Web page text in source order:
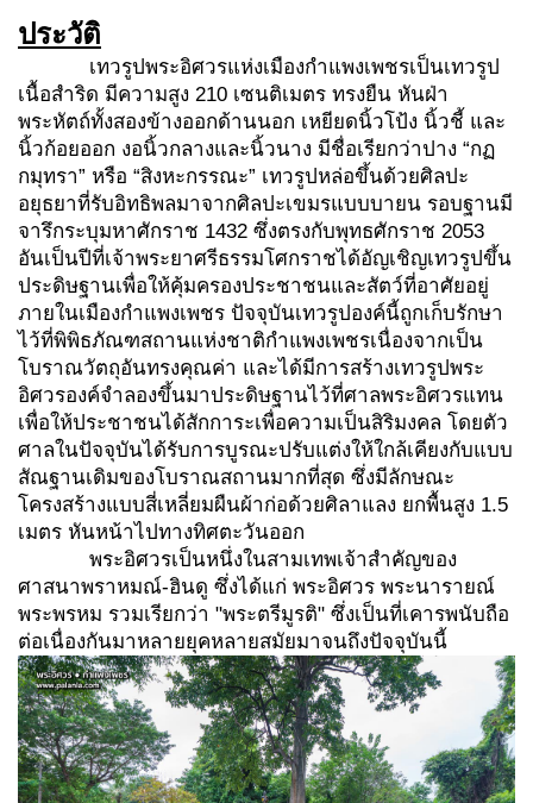
ประวัติ
เทวรูปพระอิศวรแห่งเมืองกำแพงเพชรเป็นเทวรูป
เนื้อสำริด มีความสูง 210 เซนติเมตร ทรงยืน หันฝ่า
พระหัตถ์ทั้งสองข้างออกด้านนอก เหยียดนิ้วโป้ง นิ้วชี้ และ
นิ้วก้อยออก งอนิ้วกลางและนิ้วนาง มีชื่อเรียกว่าปาง “กฏ
กมุทรา” หรือ “สิงหะกรรณะ” เทวรูปหล่อขึ้นด้วยศิลปะ
อยุธยาที่รับอิทธิพลมาจากศิลปะเขมรแบบบายน รอบฐานมี
จารึกระบุมหาศักราช 1432 ซึ่งตรงกับพุทธศักราช 2053
อันเป็นปีที่เจ้าพระยาศรีธรรมโศกราชได้อัญเชิญเทวรูปขึ้น
ประดิษฐานเพื่อให้คุ้มครองประชาชนและสัตว์ที่อาศัยอยู่
ภายในเมืองกำแพงเพชร ปัจจุบันเทวรูปองค์นี้ถูกเก็บรักษา
ไว้ที่พิพิธภัณฑสถานแห่งชาติกำแพงเพชรเนื่องจากเป็น
โบราณวัตถุอันทรงคุณค่า และได้มีการสร้างเทวรูปพระ
อิศวรองค์จำลองขึ้นมาประดิษฐานไว้ที่ศาลพระอิศวรแทน
เพื่อให้ประชาชนได้สักการะเพื่อความเป็นสิริมงคล โดยตัว
ศาลในปัจจุบันได้รับการบูรณะปรับแต่งให้ใกล้เคียงกับแบบ
สัณฐานเดิมของโบราณสถานมากที่สุด ซึ่งมีลักษณะ
โครงสร้างแบบสี่เหลี่ยมผืนผ้าก่อด้วยศิลาแลง ยกพื้นสูง 1.5
เมตร หันหน้าไปทางทิศตะวันออก
พระอิศวรเป็นหนึ่งในสามเทพเจ้าสำคัญของ
ศาสนาพราหมณ์-ฮินดู ซึ่งได้แก่ พระอิศวร พระนารายณ์
พระพรหม รวมเรียกว่า "พระตรีมูรติ" ซึ่งเป็นที่เคารพนับถือ
ต่อเนื่องกันมาหลายยุคหลายสมัยมาจนถึงปัจจุบันนี้